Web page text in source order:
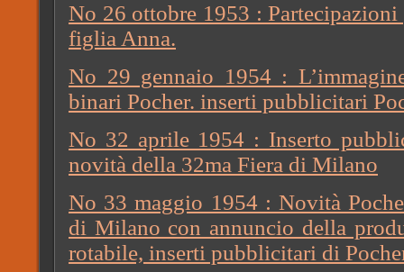
No 26 ottobre 1953 : Partecipazioni
figlia Anna.
No 29 gennaio 1954 :
binari Pocher. inserti pubblicitari
No 32 aprile 1954 : Inserto
novità della 32ma Fiera di Milano
No 33 maggio 1954 : Novità
di Milano con annuncio della
rotabile, inserti pubblicitari di